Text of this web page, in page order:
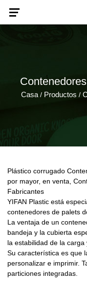
Casa/ Productos /
Plástico corrugado
por mayor, en venta,
Fabricantes
YIFAN Plastic está
contenedores de palets
La ventaja de un
bandeja y la cubierta
la estabilidad de la carga
Su característica es que
personalizar e imprimir.
particiones integradas.